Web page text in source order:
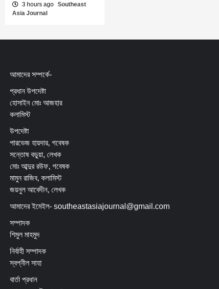
3 hours ago Southeast
Asia Journal
আমাদের সম্পর্কে-
প্রধান উপদেষ্টা
হোসাইন মোঃ আজহার
কলামিস্ট
উপদেষ্টা
পারভেজ হায়দার, গবেষক
সন্তোষ বড়ুয়া, লেখক
মোঃ আব্দুর রউফ, গবেষক
মামুন রাজিব, কলামিস্ট
জয়নুল আবেদীন, লেখক
আমাদের ইমেইল- southeastasiajournal@gmail.com
সম্পাদক
শিমুল মাহমুদ
নির্বাহী সম্পাদক
স্বপ্নীল সাহা
বার্তা প্রধান